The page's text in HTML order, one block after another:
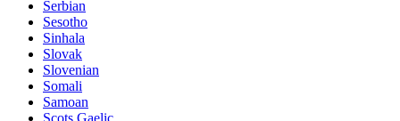
Serbian
Sesotho
Sinhala
Slovak
Slovenian
Somali
Samoan
Scots Gaelic